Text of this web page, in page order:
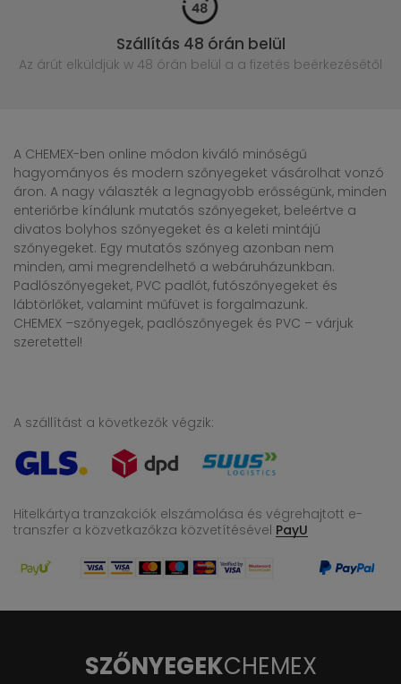
Szállítás 48 órán belül
Az árút elküldjük w 48 órán belül a a fizetés beérkezésétől
A CHEMEX-ben online módon kiváló minőségű
hagyományos és modern szőnyegeket vásárolhat vonzó
áron. A nagy választék a legnagyobb erősségünk, minden
enteriőrbe kínálunk mutatós szőnyegeket, beleértve a
divatos bolyhos szőnyegeket és a keleti mintájú
szőnyegeket. Egy mutatós szőnyeg azonban nem
minden, ami megrendelhető a webáruházunkban.
Padlószőnyegeket, PVC padlót, futószőnyegeket és
lábtörlőket, valamint műfüvet is forgalmazunk.
CHEMEX –szőnyegek, padlószőnyegek és PVC – várjuk
szeretettel!
A szállítást a következők végzik:
Hitelkártya tranzakciók elszámolása és végrehajtott e-
transzfer a közvetkazőkza közvetítésével PayU
SZŐNYEGEKCHEMEX